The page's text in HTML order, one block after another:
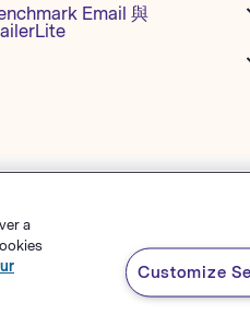
Email 與
a
Customize